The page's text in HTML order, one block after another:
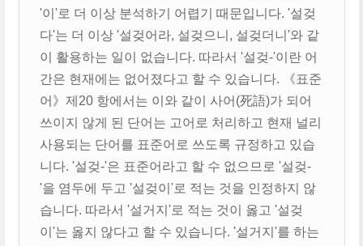
'이'로 더 이상 분석하기 어렵기 때문입니다. '설겆
다'는 더 이상 '설겆어라, 설겆으니, 설겆더니'와 같
이 활용하는 일이 없습니다. 따라서 '설겆-'이란 어
간은 현재에는 없어졌다고 할 수 있습니다. 《표준
어》제20 항에서는 이와 같이 사어(死語)가 되어
쓰이지 않게 된 단어는 고어로 처리하고 현재 널리
사용되는 단어를 표준어로 쓰도록 규정하고 있습
니다. '설겆-'은 표준어라고 할 수 없으므로 '설겆-
'을 염두에 두고 '설겆이'로 적는 것을 인정하지 않
습니다. 따라서 '설거지'로 적는 것이 옳고 '설겆
이'는 옳지 않다고 할 수 있습니다. '설거지'를 하는